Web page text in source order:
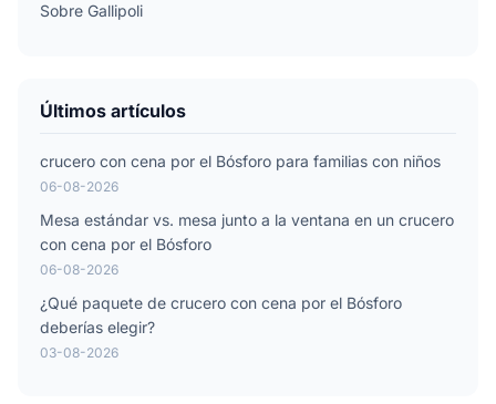
Sobre Gallipoli
Últimos artículos
crucero con cena por el Bósforo para familias con niños
06-08-2026
Mesa estándar vs. mesa junto a la ventana en un crucero
con cena por el Bósforo
06-08-2026
¿Qué paquete de crucero con cena por el Bósforo
deberías elegir?
03-08-2026